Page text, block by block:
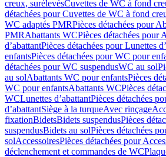
creux, surélevésCuvettes de WC à fond
détachées pour Cuvettes de WC à fond
WC adaptés PMRPièces détachées pour
PMRAbattants WCPièces détachées pour
d’abattantPièces détachées pour Lunettes
enfantsPièces détachées pour WC pour
détachées pour WC suspendusWC au sol
au solAbattants WC pour enfantsPièces
WC pour enfantsAbattants WCPièces
WCLunettes d’abattantPièces détachées
d’abattantSiège à la turqueAvec rinçage
fixationBidetsBidets suspendusPièces
suspendusBidets au solPièces détachées
solAccessoiresPièces détachées pour
déclenchement et commandes de WC